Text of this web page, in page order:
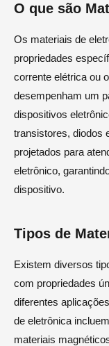
O que são
Os materiais de
propriedades
corrente elétrica ou
desempenham um
dispositivos
transistores, diodos
projetados para
eletrônico,
dispositivo.
Tipos de
Existem diversos
com propriedades
diferentes
de eletrônica
materiais